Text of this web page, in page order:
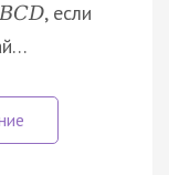
BCD, если